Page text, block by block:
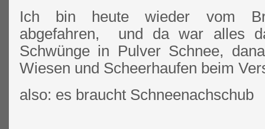
Ich bin heute wieder vom
abgefahren, und da war alles
Schwünge in Pulver Schnee,
Wiesen und Scheerhaufen beim
also: es braucht Schneenachschub